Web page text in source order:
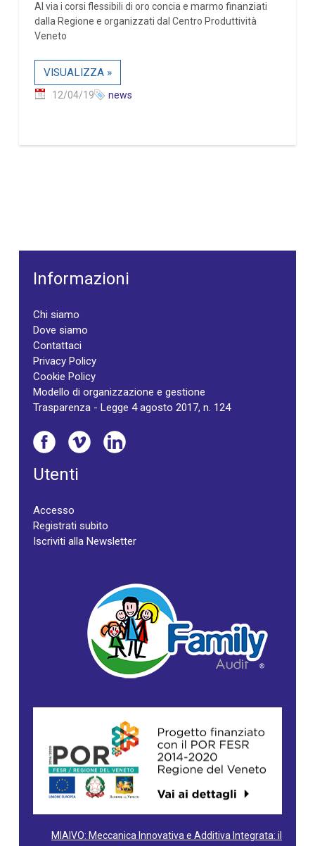
Al via i corsi flessibili di oro concia e marmo finanziati
dalla Regione e organizzati dal Centro Produttività
Veneto
VISUALIZZA »
12/04/19 news
Informazioni
Chi siamo
Dove siamo
Contattaci
Privacy Policy
Cookie Policy
Modello di organizzazione e gestione
Trasparenza - Legge 4 agosto 2017, n. 124
Utenti
Accesso
Registrati subito
Iscriviti alla Newsletter
MIAIVO: Meccanica Innovativa e Additiva Integrata: il